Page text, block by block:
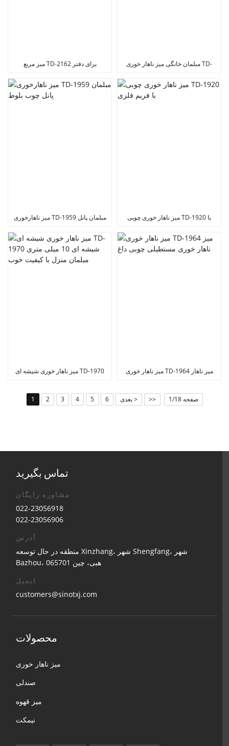
میز مربع TD-2162 برای دفتر
مبلمان خانگی میز ناهار خوری TD-
میز ناهارخوری TD-1959 مبلمان پانل
میز ناهار خوری چوبی TD-1920 با
میز ناهار خوری شیشه ای TD-1970
میز ناهار خوری TD-1964 میز ناهار
1 2 3 4 5 6 بعدی > >> صفحه 1/18
تماس بگیرید
مشاوره رایگان
022-23056918
022-23056906
آدرس
منطقه در حال توسعه Xinzhang، شهر Shengfang، شهر
Bazhou، هبی، چین 065701
ایمیل
customers@sinotxj.com
محصولات
میز ناهار خوری
صندلی
میز قهوه
نیمکت